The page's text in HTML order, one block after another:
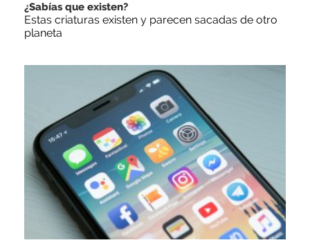
¿Sabías que existen?
Estas criaturas existen y parecen sacadas de otro
planeta